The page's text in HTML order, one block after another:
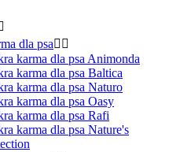
dla psa 
karma dla psa Animonda
karma dla psa Baltica
karma dla psa Naturo
karma dla psa Oasy
karma dla psa Rafi
karma dla psa Nature's